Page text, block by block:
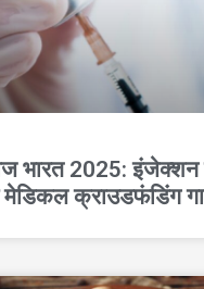
भारत 2025: इंजेक्शन
क्राउडफंडिंग